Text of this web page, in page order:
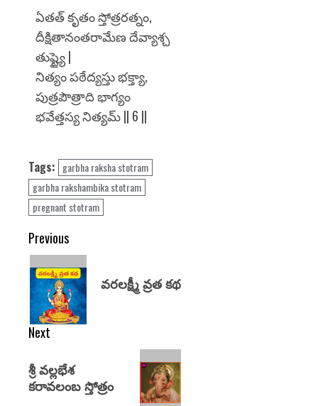
ఏతత్ కృతం స్తోత్రరత్నం,
దీక్షితానంతరామేణ దేవ్యాశ్చ
తుష్ట్యై |
నిత్యం పఠేద్యస్తు భక్త్యా,
పుత్రపౌత్రాది భాగ్యం
భవేత్తస్య నిత్యమ్ || 6 ||
Tags: garbha raksha stotram
garbha rakshambika stotram
pregnant stotram
Previous
వరలక్ష్మీ వ్రత కథ
Next
శ్రీ వల్లభేశ
కరావలంబ స్తోత్రం